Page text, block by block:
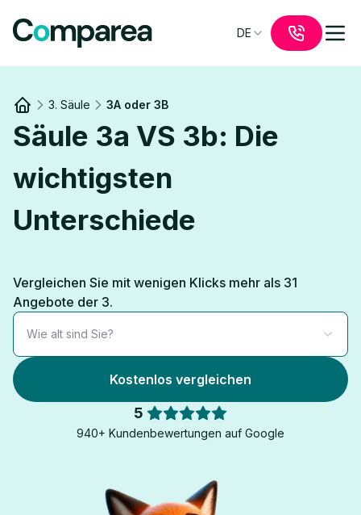
DE
Link to
3. Säule 3A oder 3B
Säule 3a VS 3b: Die
wichtigsten
Unterschiede
Vergleichen Sie mit wenigen Klicks mehr als 31
Angebote der 3.
Wie alt sind Sie?
Kostenlos vergleichen
5
940+ Kundenbewertungen auf Google